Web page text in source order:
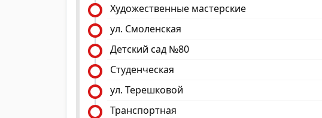
Художественные мастерские
ул. Смоленская
Детский сад №80
Студенческая
ул. Терешковой
Транспортная